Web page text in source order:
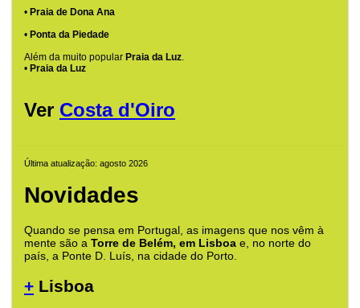
• Praia de Dona Ana
• Ponta da Piedade
Além da muito popular Praia da Luz.
• Praia da Luz
Ver Costa d'Oiro
Última atualização: agosto 2026
Novidades
Quando se pensa em Portugal, as imagens que nos vêm à
mente são a Torre de Belém, em Lisboa e, no norte do
país, a Ponte D. Luís, na cidade do Porto.
+ Lisboa